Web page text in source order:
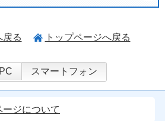
戻る トップページへ戻る
PC スマートフォン
ジについて